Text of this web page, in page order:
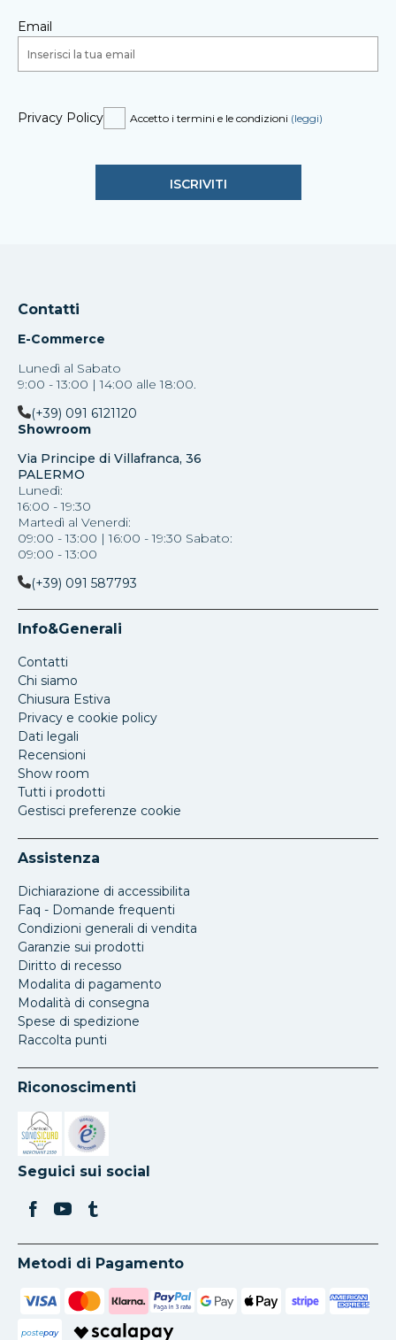
Email
Privacy Policy Accetto i termini e le condizioni (leggi)
Contatti
E-Commerce
Lunedì al Sabato
9:00 - 13:00 | 14:00 alle 18:00.
(+39) 091 6121120
Showroom
Via Principe di Villafranca, 36
PALERMO
Lunedì:
16:00 - 19:30
Martedì al Venerdi:
09:00 - 13:00 | 16:00 - 19:30 Sabato:
09:00 - 13:00
(+39) 091 587793
Info&Generali
Contatti
Chi siamo
Chiusura Estiva
Privacy e cookie policy
Dati legali
Recensioni
Show room
Tutti i prodotti
Gestisci preferenze cookie
Assistenza
Dichiarazione di accessibilita
Faq - Domande frequenti
Condizioni generali di vendita
Garanzie sui prodotti
Diritto di recesso
Modalita di pagamento
Modalità di consegna
Spese di spedizione
Raccolta punti
Riconoscimenti
Si apre in una nuova scheda
Si apre in una nuova scheda
Seguici sui social
Metodi di Pagamento
postepay